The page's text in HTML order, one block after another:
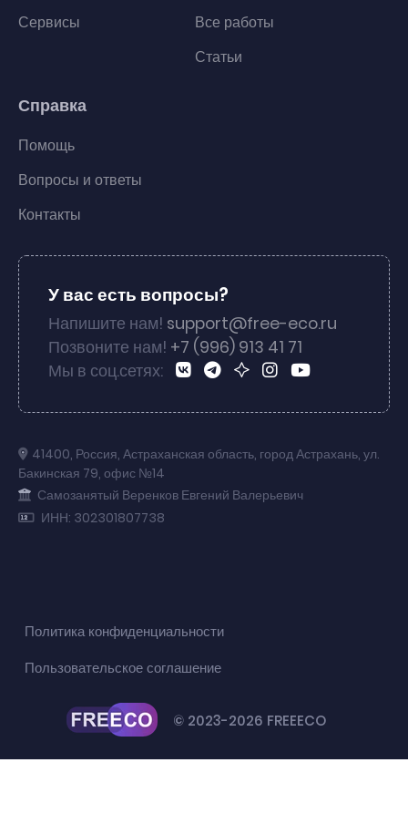
Сервисы
Все работы
Статьи
Справка
Помощь
Вопросы и ответы
Контакты
У вас есть вопросы?
Напишите нам! support@free-eco.ru
Позвоните нам! +7 (996) 913 41 71
Мы в соц.сетях:
41400, Россия, Астраханская область, город Астрахань, ул.
Бакинская 79, офис №14
Самозанятый Веренков Евгений Валерьевич
ИНН: 302301807738
© 2023-2026 FREEECO
Политика конфиденциальности
Пользовательское соглашение